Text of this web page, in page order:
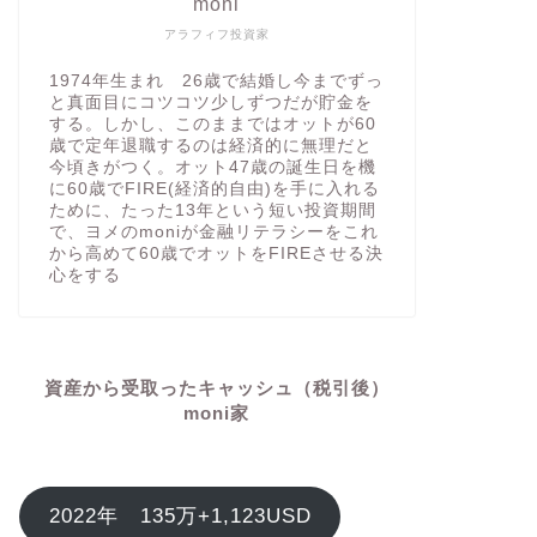
アラフィフ投資家
moni
1974年生まれ 26歳で結婚し今までずっ
と真面目にコツコツ少しずつだが貯金を
する。しかし、このままではオットが60
歳で定年退職するのは経済的に無理だと
今頃きがつく。オット47歳の誕生日を機
に60歳でFIRE(経済的自由)を手に入れる
ために、たった13年という短い投資期間
で、ヨメのmoniが金融リテラシーをこれ
から高めて60歳でオットをFIREさせる決
心をする
資産から受取ったキャッシュ（税引後）
moni家
2022年 135万+1,123USD